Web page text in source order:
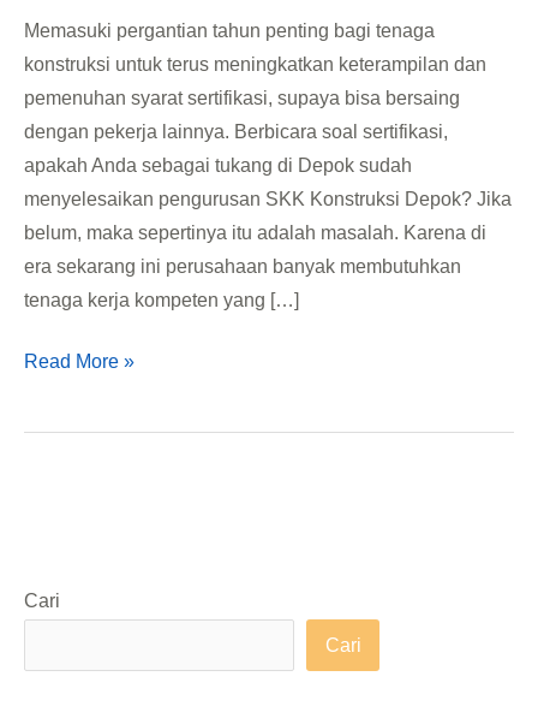
Memasuki pergantian tahun penting bagi tenaga
konstruksi untuk terus meningkatkan keterampilan dan
pemenuhan syarat sertifikasi, supaya bisa bersaing
dengan pekerja lainnya. Berbicara soal sertifikasi,
apakah Anda sebagai tukang di Depok sudah
menyelesaikan pengurusan SKK Konstruksi Depok? Jika
belum, maka sepertinya itu adalah masalah. Karena di
era sekarang ini perusahaan banyak membutuhkan
tenaga kerja kompeten yang […]
Read More »
Cari
Cari